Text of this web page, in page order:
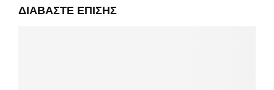
ΔΙΑΒΆΣΤΕ ΕΠΊΣΗΣ